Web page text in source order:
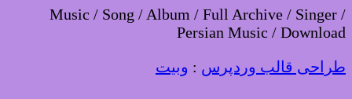
Music / Song / Album / Full Archive / Singer /
Persian Music / Download
طراحی قالب وردپرس : وبیت